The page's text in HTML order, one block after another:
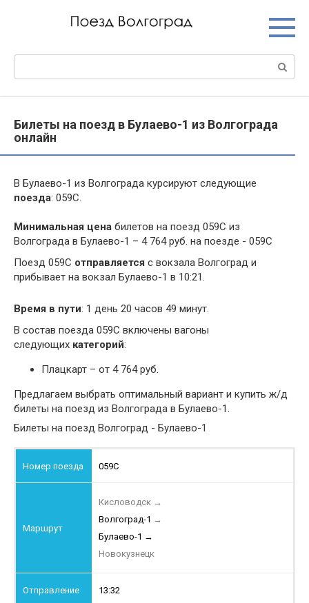
Билеты на поезд в Булаево-1 из Волгограда
онлайн
В Булаево-1 из Волгограда курсируют следующие
поезда: 059С.
Минимальная цена билетов на поезд 059С из
Волгограда в Булаево-1 – 4 764 руб. на поезде - 059С
Поезд 059С отправляется с вокзала Волгоград и
прибывает на вокзал Булаево-1 в 10:21.
Время в пути: 1 день 20 часов 49 минут.
В состав поезда 059С включены вагоны
следующих категорий:
Плацкарт – от 4 764 руб.
Предлагаем выбрать оптимальный вариант и купить ж/д
билеты на поезд из Волгограда в Булаево-1.
Билеты на поезд Волгоград - Булаево-1
059С
Кисловодск →
Волгоград-1 →
Булаево-1 →
Новокузнецк
13:32